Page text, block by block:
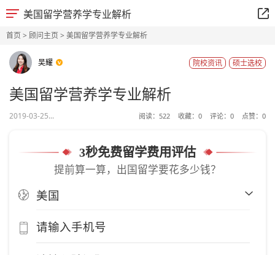
美国留学营养学专业解析
首页> 顾问主页> 美国留学营养学专业解析
吴耀 硕士选校
院校资讯
美国留学营养学专业解析
2019-03-25... 阅读： 522 收藏： 0 评论： 0 点赞： 0
3秒免费留学费用评估
提前算一算，出国留学要花多少钱？